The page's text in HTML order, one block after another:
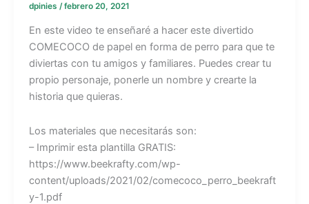
dpinies /febrero 20, 2021
En este video te enseñaré a hacer este divertido
COMECOCO de papel en forma de perro para que te
diviertas con tu amigos y familiares. Puedes crear tu
propio personaje, ponerle un nombre y crearte la
historia que quieras.
Los materiales que necesitarás son:
– Imprimir esta plantilla GRATIS:
https://www.beekrafty.com/wp-
content/uploads/2021/02/comecoco_perro_beekraft
y-1.pdf